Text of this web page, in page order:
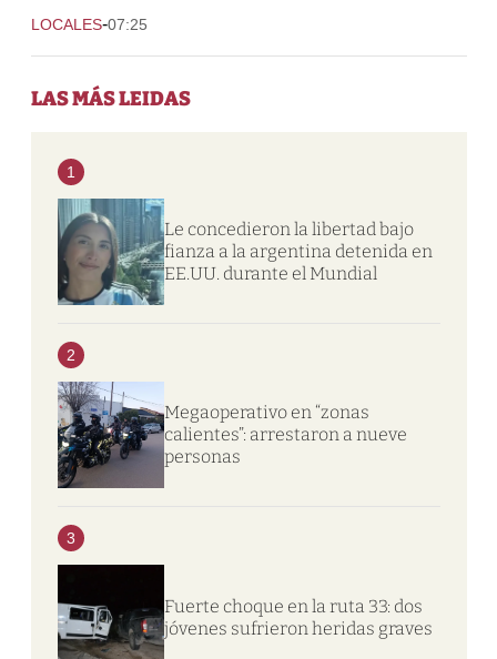
LOCALES-07:25
LAS MÁS LEIDAS
1
Le concedieron la libertad bajo
fianza a la argentina detenida en
EE.UU. durante el Mundial
2
Megaoperativo en “zonas
calientes”: arrestaron a nueve
personas
3
Fuerte choque en la ruta 33: dos
jóvenes sufrieron heridas graves